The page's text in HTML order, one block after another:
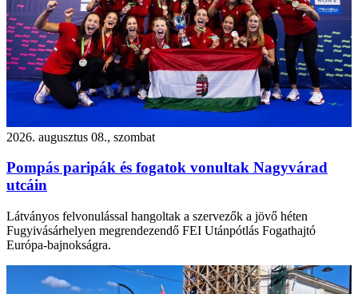
2026. augusztus 08., szombat
Pompás paripák és fogatok vonultak Nagyvárad
utcáin
Látványos felvonulással hangoltak a szervezők a jövő héten
Fugyivásárhelyen megrendezendő FEI Utánpótlás Fogathajtó
Európa-bajnokságra.